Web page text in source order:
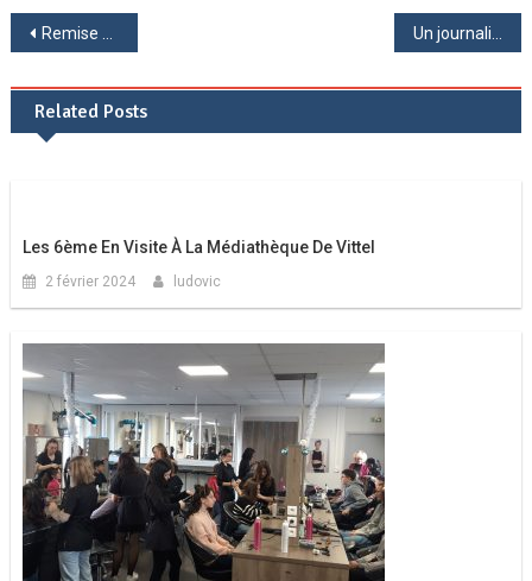
Navigation
de
l’article
Remise des diplômes du brevet et du CFG
Related Posts
Les 6ème En Visite À La Médiathèque De Vittel
2 février 2024 ludovic